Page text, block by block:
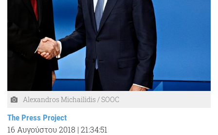
Alexandros Michailidis / SOOC
The Press Project
16 Αυγούστου 2018 | 21:34:51